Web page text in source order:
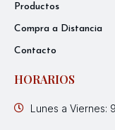
Productos
Compra a Distancia
Contacto
HORARIOS
Lunes a Viernes: